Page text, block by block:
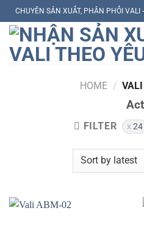
Skip
to
content
CHUYÊN SẢN XUẤT, PHÂN PHỐI
HOME /
FILTER 24